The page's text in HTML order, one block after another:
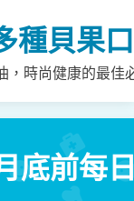
種貝果
時尚健康的最
底前每